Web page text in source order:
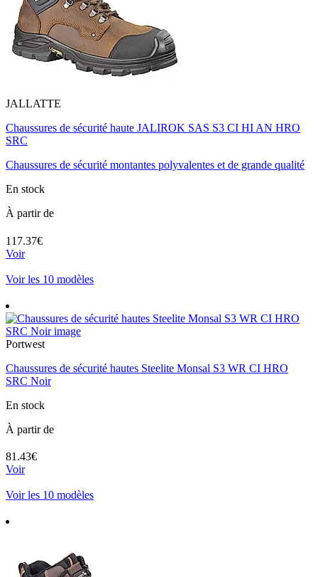
JALLATTE
Chaussures de sécurité haute JALIROK SAS S3 CI HI AN HRO
SRC
Chaussures de sécurité montantes polyvalentes et de grande qualité
En stock
À partir de
117.37€
Voir
Voir les 10 modèles
Portwest
Chaussures de sécurité hautes Steelite Monsal S3 WR CI HRO
SRC Noir
En stock
À partir de
81.43€
Voir
Voir les 10 modèles